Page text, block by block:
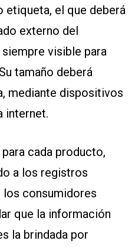
el que deberá
externo del
visible para
tamaño deberá
mediante dispositivos
internet.
cada producto,
a los registros
los consumidores
que la información
la brindada por